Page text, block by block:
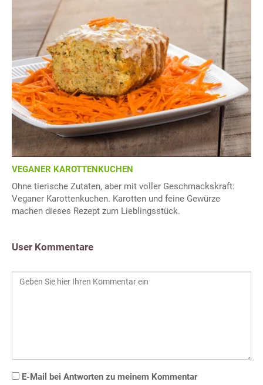
VEGANER KAROTTENKUCHEN
Ohne tierische Zutaten, aber mit voller Geschmackskraft:
Veganer Karottenkuchen. Karotten und feine Gewürze
machen dieses Rezept zum Lieblingsstück.
User Kommentare
E-Mail bei Antworten zu meinem Kommentar